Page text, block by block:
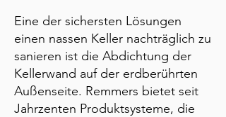
Eine der sichersten Lösungen
einen nassen Keller nachträglich zu
sanieren ist die Abdichtung der
Kellerwand auf der erdberührten
Außenseite. Remmers bietet seit
Jahrzenten Produktsysteme, die